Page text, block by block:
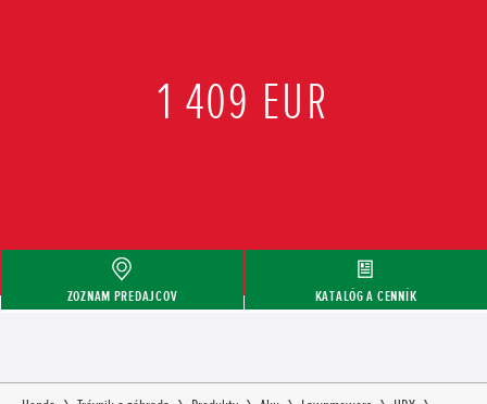
1 409 EUR
ZOZNAM PREDAJCOV KATALÓG A CENNÍK